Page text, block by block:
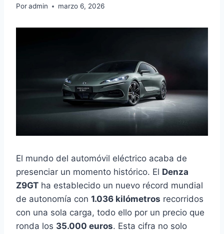
Poradmin marzo 6, 2026
El mundo del automóvil eléctrico acaba de
presenciar un momento histórico. El Denza
Z9GT ha establecido un nuevo récord mundial
de autonomía con 1.036 kilómetros recorridos
con una sola carga, todo ello por un precio que
ronda los 35.000 euros. Esta cifra no solo